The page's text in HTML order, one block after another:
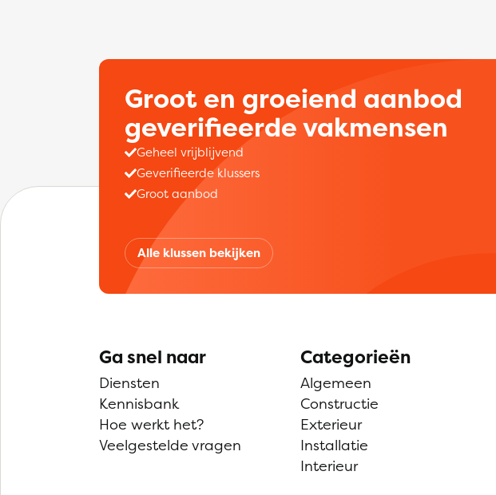
Groot en groeiend aanbod
geverifieerde vakmensen
Geheel vrijblijvend
Geverifieerde klussers
Groot aanbod
Alle klussen bekijken
Ga snel naar
Diensten
Kennisbank
Hoe werkt het?
Veelgestelde vragen
Categorieën
Algemeen
Constructie
Exterieur
Installatie
Interieur